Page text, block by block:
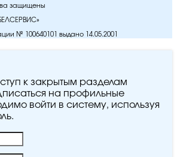
защищены
№ 100640101 выдано 14.05.2001
к закрытым разделам
на профильные
войти в систему, используя